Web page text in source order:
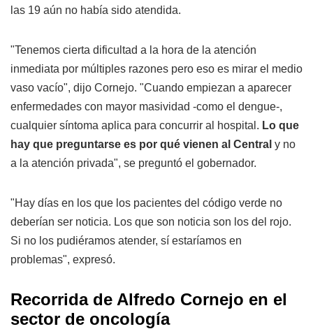
las 19 aún no había sido atendida.
"Tenemos cierta dificultad a la hora de la atención
inmediata por múltiples razones pero eso es mirar el medio
vaso vacío", dijo Cornejo. "Cuando empiezan a aparecer
enfermedades con mayor masividad -como el dengue-,
cualquier síntoma aplica para concurrir al hospital. Lo que
hay que preguntarse es por qué vienen al Central y no
a la atención privada", se preguntó el gobernador.
"Hay días en los que los pacientes del código verde no
deberían ser noticia. Los que son noticia son los del rojo.
Si no los pudiéramos atender, sí estaríamos en
problemas", expresó.
Recorrida de Alfredo Cornejo en el
sector de oncología